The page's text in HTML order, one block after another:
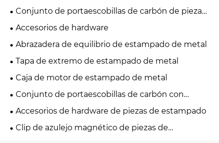
Conjunto de portaescobillas de carbón de piezas
de estampado de metal
Accesorios de hardware
Abrazadera de equilibrio de estampado de metal
Tapa de extremo de estampado de metal
Caja de motor de estampado de metal
Conjunto de portaescobillas de carbón con
estampado de metal
Accesorios de hardware de piezas de estampado
Clip de azulejo magnético de piezas de